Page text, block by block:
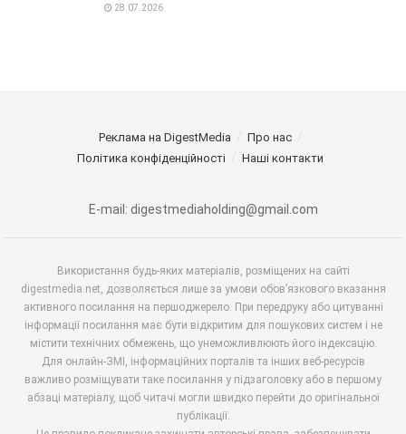
28.07.2026
Реклама на DigestMedia
Про нас
Політика конфіденційності
Наші контакти
E-mail: digestmediaholding@gmail.com
Використання будь-яких матеріалів, розміщених на сайті
digestmedia.net, дозволяється лише за умови обов’язкового вказання
активного посилання на першоджерело. При передруку або цитуванні
інформації посилання має бути відкритим для пошукових систем і не
містити технічних обмежень, що унеможливлюють його індексацію.
Для онлайн-ЗМІ, інформаційних порталів та інших веб-ресурсів
важливо розміщувати таке посилання у підзаголовку або в першому
абзаці матеріалу, щоб читачі могли швидко перейти до оригінальної
публікації.